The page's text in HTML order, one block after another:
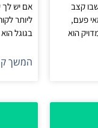
קצב
פעם,
הוא
אם יש לך
ליותר
בגוגל הוא
המשך